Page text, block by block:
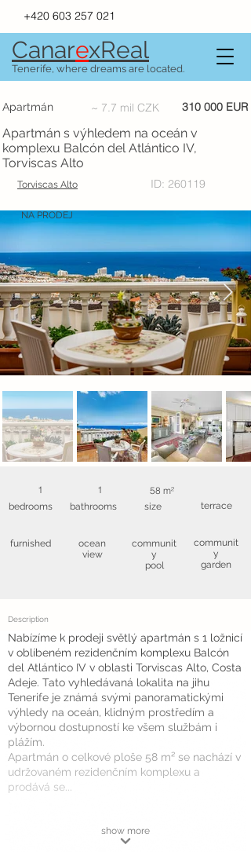
+420 603 257 021
CanarexReal
Tenerife, where dreams are located.
Apartmán ~ 7.7 mil CZK 310 000 EUR
Apartmán s výhledem na oceán v
komplexu Balcón del Atlántico IV,
Torviscas Alto
Torviscas Alto ID: 260119
NA PRODEJ
1
bedrooms
1
bathrooms
58 m²
size
furnished
ocean
view
communit
y
pool
terrace
communit
y
garden
Description
Nabízíme k prodeji světlý apartmán s 1 ložnicí
v oblíbeném rezidenčním komplexu Balcón
del Atlántico IV v oblasti Torviscas Alto, Costa
Adeje. Tato vyhledávaná lokalita na jihu
Tenerife je známá svými panoramatickými
výhledy na oceán, klidným prostředím a
výbornou dostupností ke všem službám i
plážím.
Apartmán o celkové ploše 58 m² se nachází v
udržovaném rezidenčním komplexu a
prodává se...
show more